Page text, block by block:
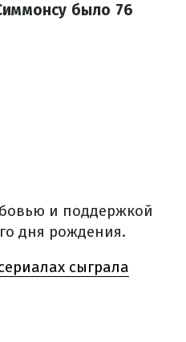
было 76
и поддержкой
дня рождения.
сыграла